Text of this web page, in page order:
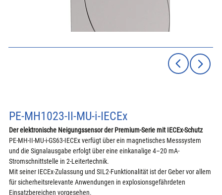
PE-MH1023-II-MU-i-IECEx
Der elektronische Neigungssensor der Premium-Serie mit IECEx-Schutz
PE-MH-II-MU-i-GS63-IECEx verfügt über ein magnetisches Messsystem
und die Signalausgabe erfolgt über eine einkanalige 4–20 mA-
Stromschnittstelle in 2-Leitertechnik.
Mit seiner IECEx-Zulassung und SIL2-Funktionalität ist der Geber vor allem
für sicherheitsrelevante Anwendungen in explosionsgefährdeten
Einsatzbereichen vorgesehen.